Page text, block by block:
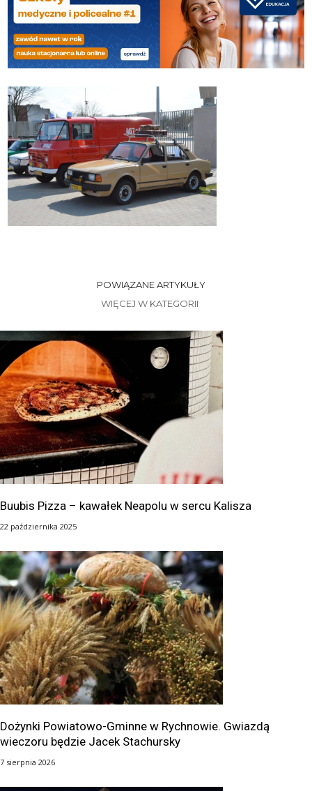
POWIĄZANE ARTYKUŁY
WIĘCEJ W KATEGORII
Buubis Pizza – kawałek Neapolu w sercu Kalisza
22 października 2025
Dożynki Powiatowo-Gminne w Rychnowie. Gwiazdą
wieczoru będzie Jacek Stachursky
7 sierpnia 2026